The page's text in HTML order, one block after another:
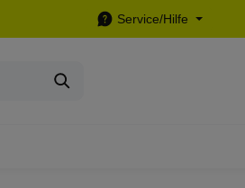
Service/Hilfe